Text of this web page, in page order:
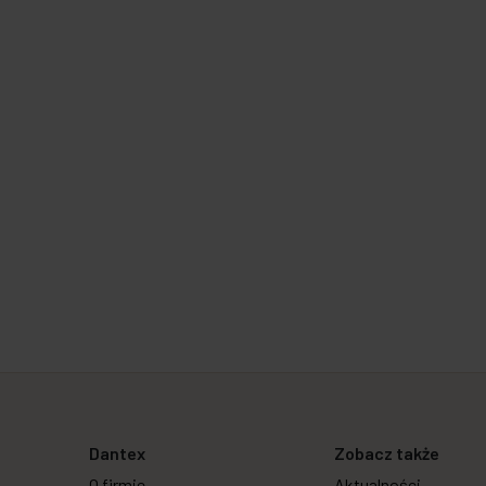
Dantex
Zobacz także